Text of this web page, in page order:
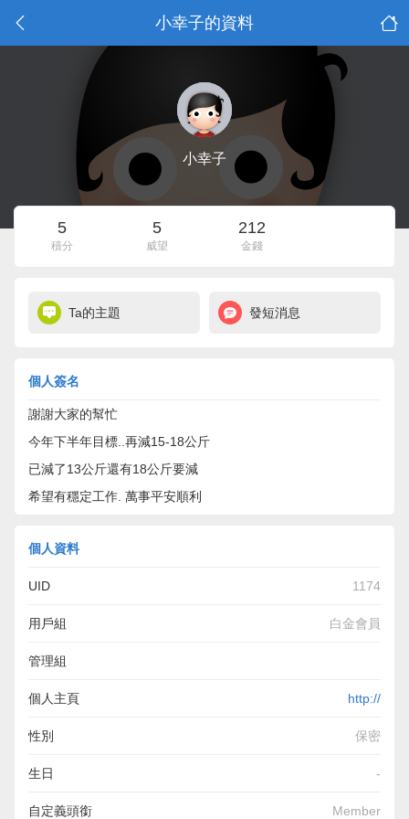
小幸子的資料
小幸子
5
積分
5
威望
212
金錢
Ta的主題 發短消息
個人簽名
謝謝大家的幫忙
今年下半年目標..再減15-18公斤
已減了13公斤還有18公斤要減
希望有穩定工作. 萬事平安順利
個人資料
UID 1174
用戶組 白金會員
管理組
個人主頁 http://
性別 保密
生日 -
自定義頭銜 Member